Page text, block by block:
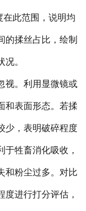
在此范围，说明均
的揉丝占比，绘制
。
。利用显微镜或
和表面形态。若揉
少，表明破碎程度
牲畜消化吸收，
和粉尘过多。对比
进行打分评估，